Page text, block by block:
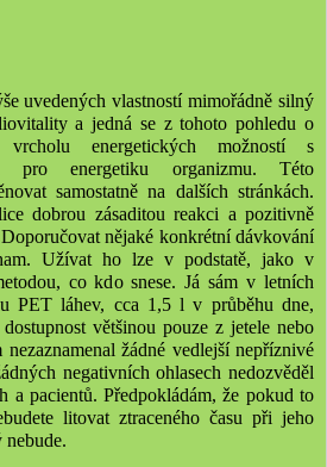
uvedených vlastností mimořádně silný
a jedná se z tohoto pohledu o
energetických možností s
pro energetiku organizmu. Této
samostatně na dalších stránkách.
dobrou zásaditou reakci a pozitivně
nějaké konkrétní dávkování
Užívat ho lze v podstatě, jako v
co kdo snese. Já sám v letních
PET láhev, cca 1,5 l v průběhu dne,
většinou pouze z jetele nebo
žádné vedlejší nepříznivé
negativních ohlasech nedozvěděl
a pacientů. Předpokládám, že pokud to
litovat ztraceného času při jeho
nebude.